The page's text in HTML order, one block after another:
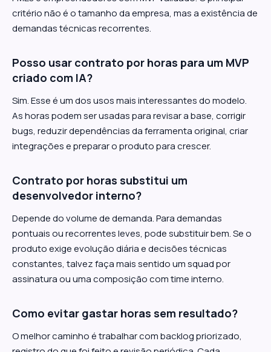
critério não é o tamanho da empresa, mas a existência de
demandas técnicas recorrentes.
Posso usar contrato por horas para um MVP
criado com IA?
Sim. Esse é um dos usos mais interessantes do modelo.
As horas podem ser usadas para revisar a base, corrigir
bugs, reduzir dependências da ferramenta original, criar
integrações e preparar o produto para crescer.
Contrato por horas substitui um
desenvolvedor interno?
Depende do volume de demanda. Para demandas
pontuais ou recorrentes leves, pode substituir bem. Se o
produto exige evolução diária e decisões técnicas
constantes, talvez faça mais sentido um squad por
assinatura ou uma composição com time interno.
Como evitar gastar horas sem resultado?
O melhor caminho é trabalhar com backlog priorizado,